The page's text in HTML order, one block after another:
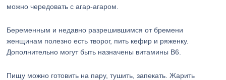
можно чередовать с агар-агаром.
Беременным и недавно разрешившимся от бремени
женщинам полезно есть творог, пить кефир и ряженку.
Дополнительно могут быть назначены витамины B6.
Пищу можно готовить на пару, тушить, запекать. Жарить